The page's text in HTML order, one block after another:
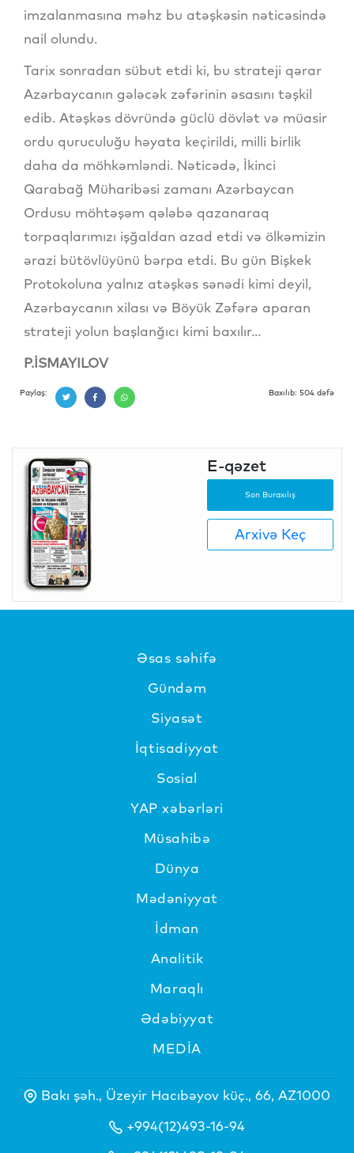
imzalanmasına məhz bu atəşkəsin nəticəsində
nail olundu.
Tarix sonradan sübut etdi ki, bu strateji qərar
Azərbaycanın gələcək zəfərinin əsasını təşkil
edib. Atəşkəs dövründə güclü dövlət və müasir
ordu quruculuğu həyata keçirildi, milli birlik
daha da möhkəmləndi. Nəticədə, İkinci
Qarabağ Müharibəsi zamanı Azərbaycan
Ordusu möhtəşəm qələbə qazanaraq
torpaqlarımızı işğaldan azad etdi və ölkəmizin
ərazi bütövlüyünü bərpa etdi. Bu gün Bişkek
Protokoluna yalnız atəşkəs sənədi kimi deyil,
Azərbaycanın xilası və Böyük Zəfərə aparan
strateji yolun başlanğıcı kimi baxılır...
P.İSMAYILOV
Paylaş: Baxılıb: 504 dəfə
E-qəzet
Son Buraxılış
Arxivə Keç
Əsas səhifə
Gündəm
Siyasət
İqtisadiyyat
Sosial
YAP xəbərləri
Müsahibə
Dünya
Mədəniyyat
İdman
Analitik
Maraqlı
Ədəbiyyat
MEDİA
Bakı şəh., Üzeyir Hacıbəyov küç., 66, AZ1000
+994(12)493-16-94